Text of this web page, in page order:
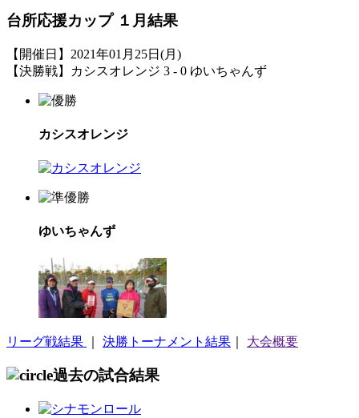
台所応援カップ １月結果
【開催日】2021年01月25日(月)
【決勝戦】カシスオレンジ 3 - 0 ゆいちゃんず
カシスオレンジ
ゆいちゃんず
リーグ戦結果 決勝トーナメント結果 大会概要
過去の試合結果